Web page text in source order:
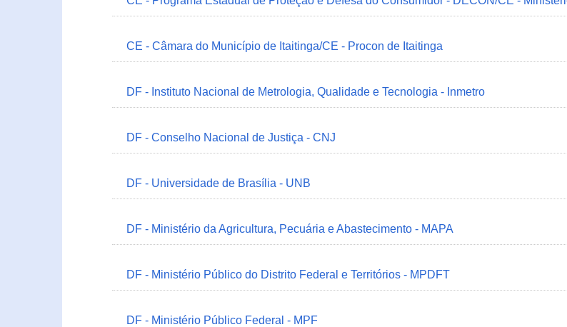
CE - Câmara do Município de Itaitinga/CE - Procon de Itaitinga
DF - Instituto Nacional de Metrologia, Qualidade e Tecnologia - Inmetro
DF - Conselho Nacional de Justiça - CNJ
DF - Universidade de Brasília - UNB
DF - Ministério da Agricultura, Pecuária e Abastecimento - MAPA
DF - Ministério Público do Distrito Federal e Territórios - MPDFT
DF - Ministério Público Federal - MPF